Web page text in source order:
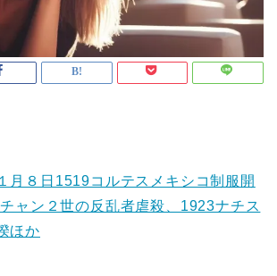
月８日1519コルテスメキシコ制服開
ャン２世の反乱者虐殺、1923ナチス
ほか